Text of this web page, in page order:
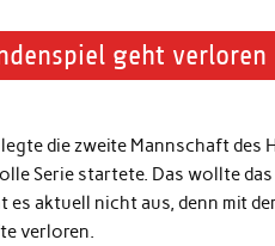
geht verloren
die zweite Mannschaft des
Serie startete. Das wollte
aktuell nicht aus, denn mit
verloren.